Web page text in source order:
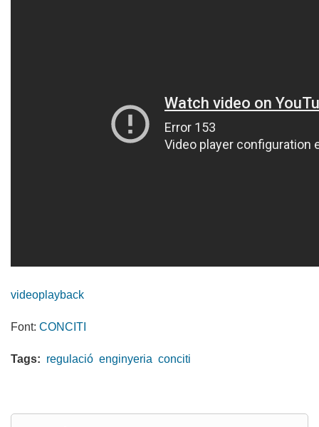
videoplayback
Font: CONCITI
Tags: regulació enginyeria conciti